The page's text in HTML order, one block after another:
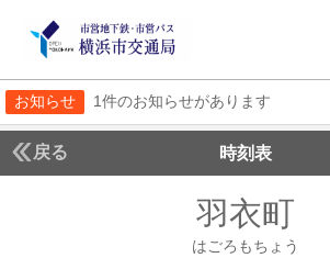
お知らせ 1件のお知らせがあります
戻る 時刻表
羽衣町
はごろもちょう